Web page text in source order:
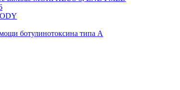
ботулинотоксина типа А